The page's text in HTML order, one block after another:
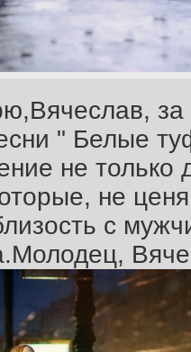
" Белые
не только
не ценя
с